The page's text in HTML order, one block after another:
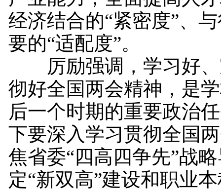
经济结合的“紧密度”、
要的“适配度”。
厉励强调，学习好、
彻好全国两会精神，是
后一个时期的重要政治
下要深入学习贯彻全国
焦省委“四高四争先”战
定“新双高”建设和职业